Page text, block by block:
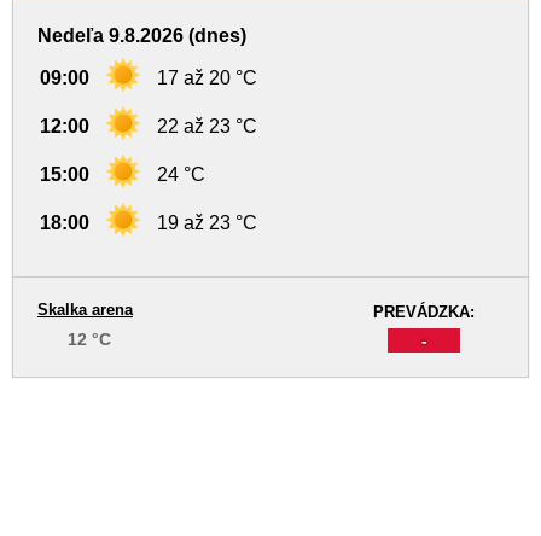
Nedeľa 9.8.2026 (dnes)
09:00 17 až 20 °C
12:00 22 až 23 °C
15:00 24 °C
18:00 19 až 23 °C
PREVÁDZKA:
-
Skalka arena
12 °C